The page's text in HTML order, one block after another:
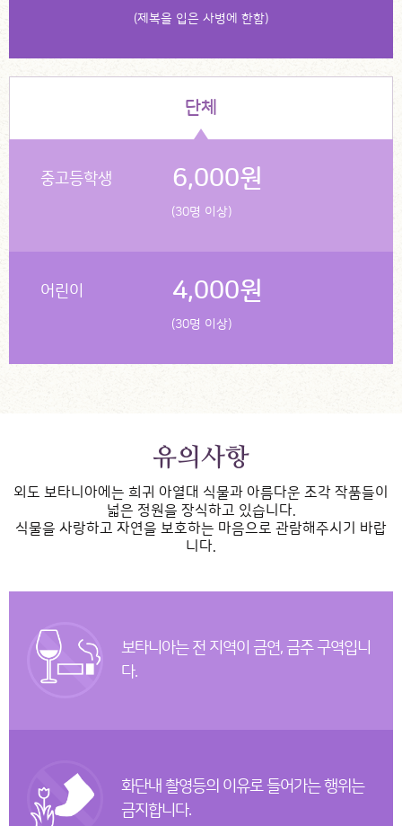
(제복을 입은 사병에 한함)
단체
중고등학생 6,000원
(30명 이상)
어린이 4,000원
(30명 이상)
유의사항
외도 보타니아에는 희귀 아열대 식물과 아름다운 조각 작품들이
넓은 정원을 장식하고 있습니다.
식물을 사랑하고 자연을 보호하는 마음으로 관람해주시기 바랍
니다.
보타니아는 전 지역이 금연, 금주 구역입니
다.
화단내 촬영등의 이유로 들어가는 행위는
금지합니다.